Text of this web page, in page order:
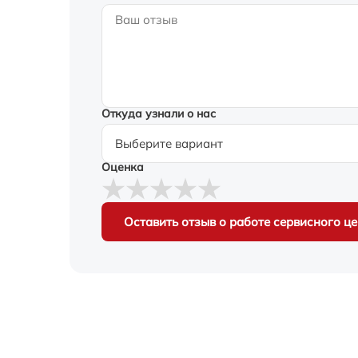
Откуда узнали о нас
Оценка
Оставить отзыв о работе сервисного